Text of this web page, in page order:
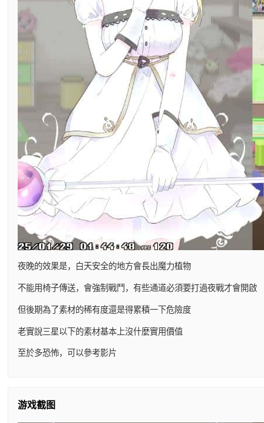
夜晚的效果是，白天安全的地方會長出魔力植物
不能用椅子傳送，會強制戰鬥，有些通道必須要打過夜戰才會開啟
但後期為了素材的稀有度還是得累積一下危險度
老實說三星以下的素材基本上沒什麼實用價值
至於多恐怖，可以參考影片
游戏截图